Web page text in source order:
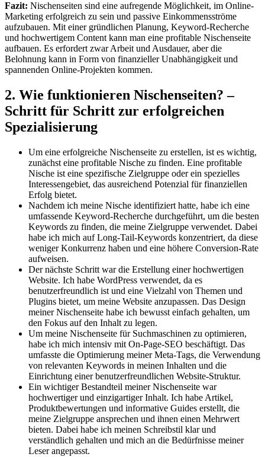
Fazit: Nischenseiten sind ⁤eine aufregende Möglichkeit, ⁣im Online-
Marketing erfolgreich ⁤zu sein ​und passive Einkommensströme
aufzubauen. Mit einer⁢ gründlichen Planung, ⁣Keyword-Recherche
⁤und hochwertigem Content kann‍ man ⁣eine profitable Nischenseite ​
aufbauen. Es erfordert zwar Arbeit und Ausdauer, aber‌ die
Belohnung kann in Form von⁢ finanzieller⁤ Unabhängigkeit und
⁣spannenden Online-Projekten ‌kommen.
2. Wie funktionieren Nischenseiten?‌ –
Schritt ‍für ⁣Schritt zur erfolgreichen
Spezialisierung
Um eine erfolgreiche Nischenseite zu erstellen, ist es⁣ wichtig,⁣
zunächst eine profitable Nische​ zu finden. Eine profitable‌
Nische ist⁤ eine‌ spezifische Zielgruppe ⁣oder‍ ein spezielles
Interessengebiet,‌ das ausreichend‌ Potenzial‍ für finanziellen
Erfolg bietet.
Nachdem ⁢ich⁤ meine Nische identifiziert hatte,⁣ habe ich ‌eine
⁤umfassende ⁣Keyword-Recherche durchgeführt,‌ um die besten
Keywords⁣ zu finden, die meine​ Zielgruppe verwendet. ​Dabei
⁣habe ich‍ mich‌ auf Long-Tail-Keywords konzentriert, da diese
weniger Konkurrenz⁢ haben und eine höhere Conversion-Rate
aufweisen.
Der nächste Schritt war die ⁤Erstellung‌ einer hochwertigen
Website. Ich habe WordPress‌ verwendet, da ⁢es
benutzerfreundlich ist und‍ eine Vielzahl von Themen‍ und
Plugins bietet, um meine Website anzupassen. Das Design
⁣meiner Nischenseite ‌habe​ ich bewusst⁤ einfach gehalten, um ​
den Fokus auf den​ Inhalt⁤ zu legen.
Um ⁢meine ⁢Nischenseite‌ für Suchmaschinen zu optimieren,
habe​ ich mich intensiv mit On-Page-SEO ⁢beschäftigt. Das
umfasste die Optimierung meiner Meta-Tags, die ⁣Verwendung
⁣von relevanten Keywords in ‌meinen Inhalten und⁤ die
Einrichtung ⁤einer‍ benutzerfreundlichen Website-Struktur.
Ein ‍wichtiger Bestandteil meiner⁢ Nischenseite war
hochwertiger⁢ und einzigartiger Inhalt. ⁣Ich⁤ habe Artikel,
Produktbewertungen und informative ‌Guides ​erstellt, die
meine⁤ Zielgruppe ‌ansprechen und ‌ihnen einen⁢ Mehrwert​
bieten. Dabei habe​ ich meinen⁤ Schreibstil klar und
verständlich gehalten⁢ und ⁢mich ⁣an⁣ die⁤ Bedürfnisse meiner
Leser angepasst.